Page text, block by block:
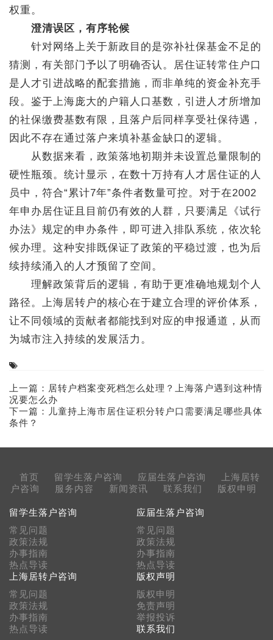
权重。
澄清误区，有序轮候
针对网络上关于新政目的是弥补社保基金不足的
猜测，有关部门予以了明确否认。居住证转常住户口
是人才引进战略的配套措施，而非单纯的资金补充手
段。鉴于上海庞大的户籍人口基数，引进人才所增加
的社保缴费基数有限，且落户后同样享受社保待遇，
因此不存在通过落户来填补基金缺口的逻辑。
从数据来看，政策落地初期并未设置总量限制的
硬性瓶颈。统计显示，在数十万持有人才居住证的人
员中，符合“累计7年”条件者数量可控。对于在2002
年申办居住证且目前仍有效的人群，只要满足《试行
办法》规定的申办条件，即可进入排队系统，依次轮
候办理。这种安排既保证了政策的平稳过渡，也为后
续持续涌入的人才预留了空间。
理解政策背后的逻辑，有助于更准确地规划个人
路径。上海居转户的核心在于建立合理的评价体系，
让不同领域的贡献者都能找到对应的申报通道，从而
为城市注入持续的发展活力。
上一篇： 居转户档案变死档怎么处理？上海落户遇到这种情
况要怎么办
下一篇：
儿童持上海市居住证积分转户口需要满足哪些具体
条件？
首页 留学生落户咨询 应届生落户咨询
上海居转
户咨询
服务内容 新闻资讯 联系我们 版权申明
留学生落户咨询
常见问题
政策法规
办事指南
热点导读
应届生落户咨询
常见问题
政策法规
办事指南
热点导读
上海居转户咨询
常见问题
政策法规
办事指南
热点导读
版权声明
版权申明
免责声明
举报投诉
联系我们